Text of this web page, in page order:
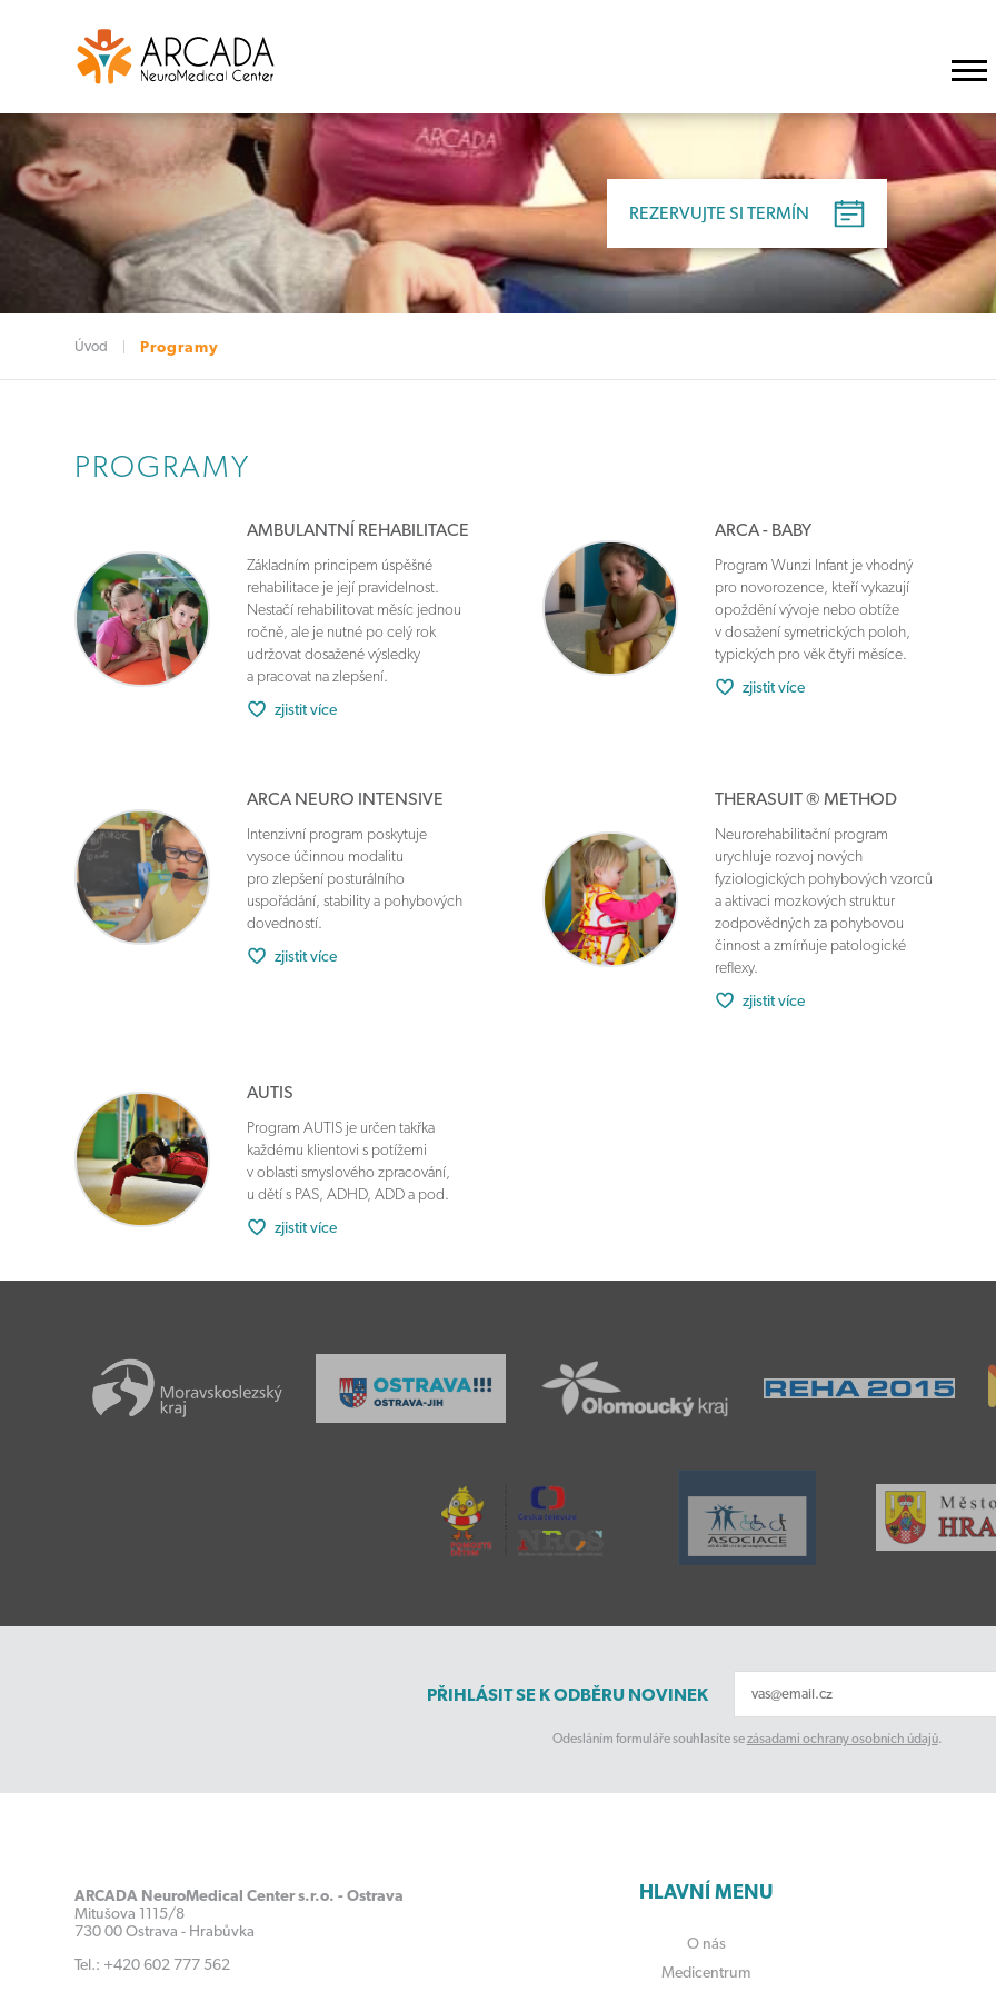
REZERVUJTE SI TERMÍN
Úvod Programy
PROGRAMY
AMBULANTNÍ REHABILITACE
Základním principem úspěšné
rehabilitace je její pravidelnost.
Nestačí rehabilitovat měsíc jednou
ročně, ale je nutné po celý rok
udržovat dosažené výsledky
a pracovat na zlepšení.
zjistit více
ARCA - BABY
Program Wunzi Infant je vhodný
pro novorozence, kteří vykazují
opoždění vývoje nebo obtíže
v dosažení symetrických poloh,
typických pro věk čtyři měsíce.
zjistit více
ARCA NEURO INTENSIVE
Intenzivní program poskytuje
vysoce účinnou modalitu
pro zlepšení posturálního
uspořádání, stability a pohybových
dovedností.
zjistit více
THERASUIT ® METHOD
Neurorehabilitační program
urychluje rozvoj nových
fyziologických pohybových vzorců
a aktivaci mozkových struktur
zodpovědných za pohybovou
činnost a zmírňuje patologické
reflexy.
zjistit více
AUTIS
Program AUTIS je určen takřka
každému klientovi s potížemi
v oblasti smyslového zpracování,
u dětí s PAS, ADHD, ADD a pod.
zjistit více
PŘIHLÁSIT SE K ODBĚRU NOVINEK
Odesláním formuláře souhlasíte sezásadami ochrany osobních údajů.
ARCADA NeuroMedical Center s.r.o. - Ostrava
Mitušova 1115/8
730 00 Ostrava - Hrabůvka
Tel.: +420 602 777 562
HLAVNÍ MENU
O nás
Medicentrum